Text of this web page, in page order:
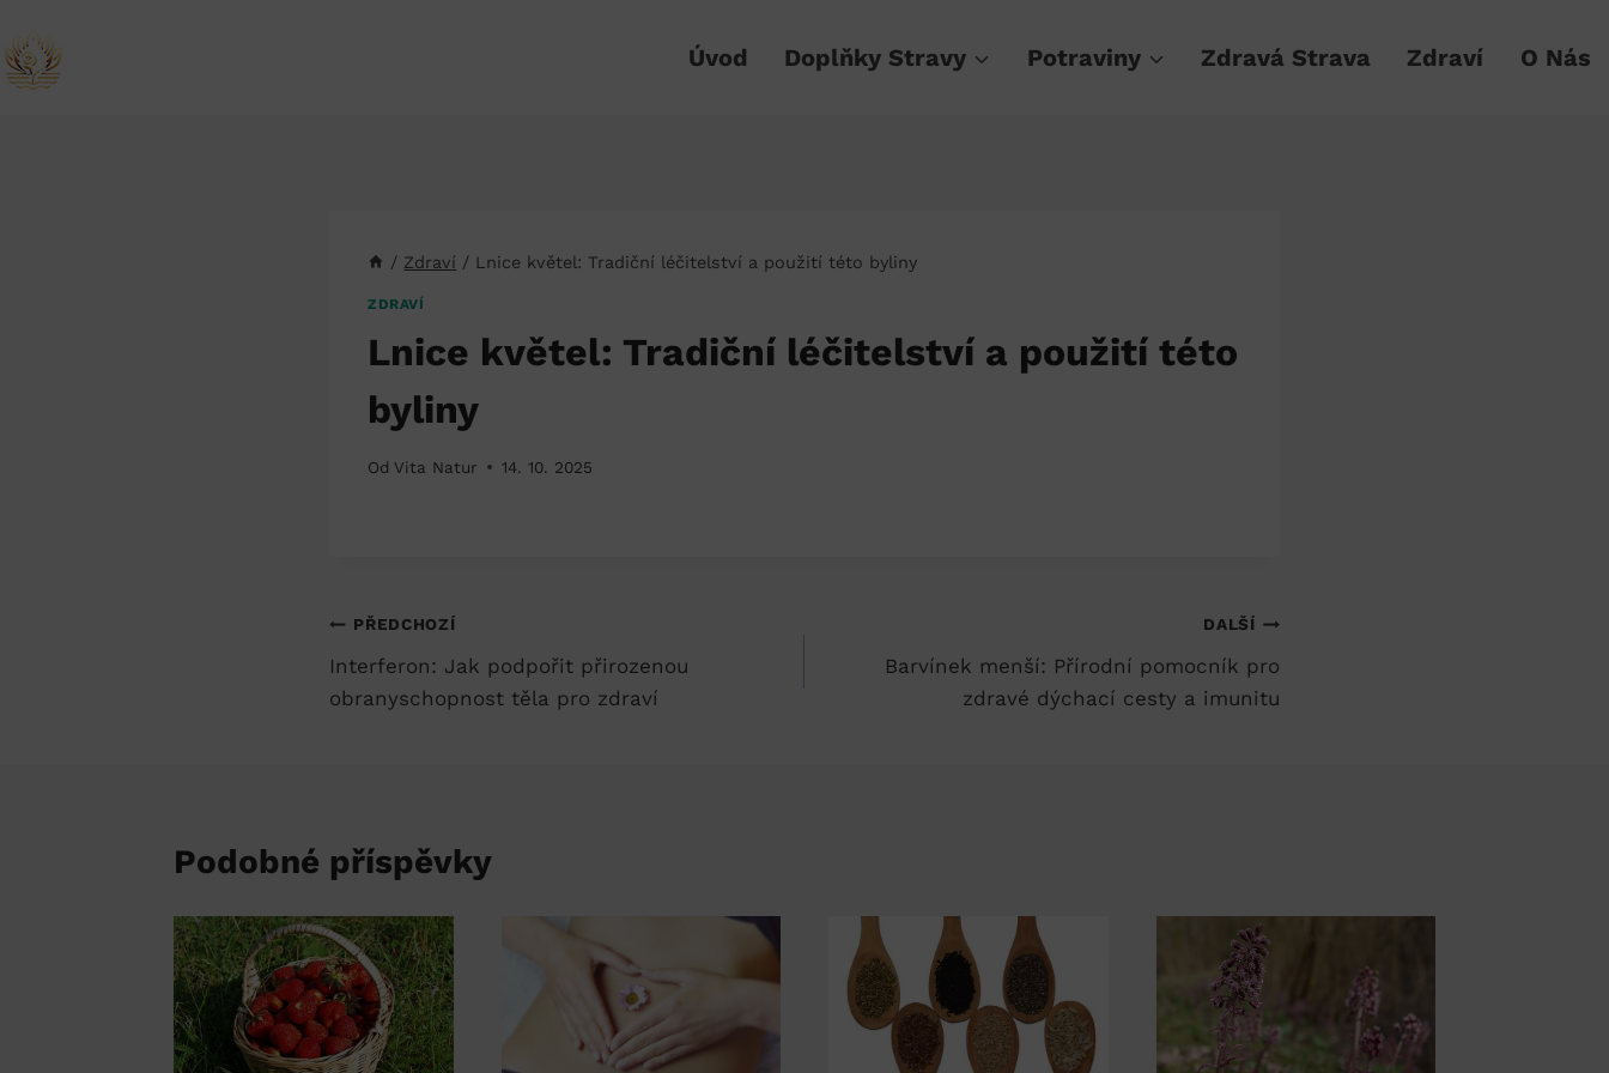
na
obsah
Úvod Doplňky Stravy Potraviny Zdravá Strava Zdraví O Nás
/ Zdraví / Lnice květel: Tradiční léčitelství a použití této byliny
ZDRAVÍ
Lnice květel: Tradiční léčitelství a použití této
byliny
Od Vita Natur 14. 10. 2025
Navigace
pro
PŘEDCHOZÍ
Interferon: Jak podpořit přirozenou
obranyschopnost těla pro zdraví
DALŠÍ
Barvínek menší: Přírodní pomocník pro
zdravé dýchací cesty a imunitu
Podobné příspěvky